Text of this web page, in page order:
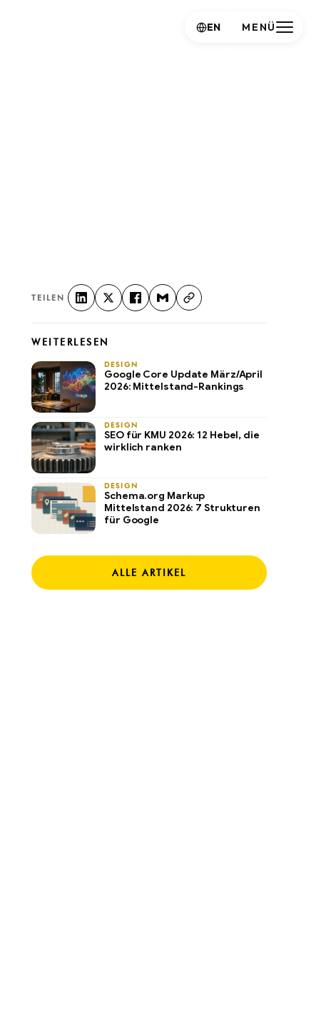
TEILEN
WEITERLESEN
DESIGN
Google Core Update März/April
2026: Mittelstand-Rankings
DESIGN
SEO für KMU 2026: 12 Hebel, die
wirklich ranken
DESIGN
Schema.org Markup
Mittelstand 2026: 7 Strukturen
für Google
ALLE ARTIKEL
MENÜ
EN